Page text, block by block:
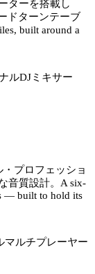
ターを搭載し
ドターンテーブ
built around a
プロフェッショ
音質設計。 A six-
— built to hold its